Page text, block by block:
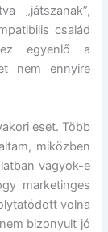
„játszanak”,
család
egyenlő a
nem ennyire
eset. Több
miközben
vagyok-e
marketinges
volna
bizonyult jó